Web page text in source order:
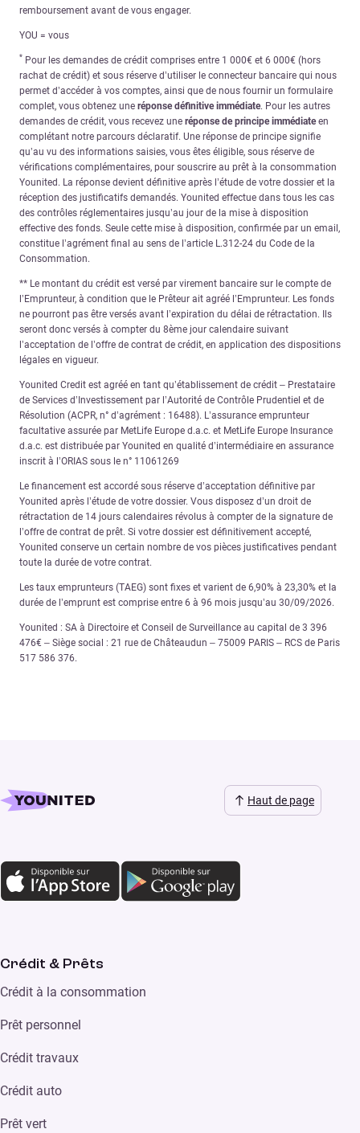
remboursement avant de vous engager.
YOU = vous
* Pour les demandes de crédit comprises entre 1 000€ et 6 000€ (hors
rachat de crédit) et sous réserve d’utiliser le connecteur bancaire qui nous
permet d’accéder à vos comptes, ainsi que de nous fournir un formulaire
complet, vous obtenez une réponse définitive immédiate. Pour les autres
demandes de crédit, vous recevez une réponse de principe immédiateen
complétant notre parcours déclaratif. Une réponse de principe signifie
qu’au vu des informations saisies, vous êtes éligible, sous réserve de
vérifications complémentaires, pour souscrire au prêt à la consommation
Younited. La réponse devient définitive après l’étude de votre dossier et la
réception des justificatifs demandés. Younited effectue dans tous les cas
des contrôles réglementaires jusqu’au jour de la mise à disposition
effective des fonds. Seule cette mise à disposition, confirmée par un email,
constitue l’agrément final au sens de l’article L.312-24 du Code de la
Consommation.
** Le montant du crédit est versé par virement bancaire sur le compte de
l’Emprunteur, à condition que le Prêteur ait agréé l’Emprunteur. Les fonds
ne pourront pas être versés avant l’expiration du délai de rétractation. Ils
seront donc versés à compter du 8ème jour calendaire suivant
l’acceptation de l’offre de contrat de crédit, en application des dispositions
légales en vigueur.
Younited Credit est agréé en tant qu’établissement de crédit – Prestataire
de Services d’Investissement par l’Autorité de Contrôle Prudentiel et de
Résolution (ACPR, n° d’agrément : 16488). L’assurance emprunteur
facultative assurée par MetLife Europe d.a.c. et MetLife Europe Insurance
d.a.c. est distribuée par Younited en qualité d’intermédiaire en assurance
inscrit à l’ORIAS sous le n° 11061269
Le financement est accordé sous réserve d’acceptation définitive par
Younited après l’étude de votre dossier. Vous disposez d’un droit de
rétractation de 14 jours calendaires révolus à compter de la signature de
l’offre de contrat de prêt. Si votre dossier est définitivement accepté,
Younited conserve un certain nombre de vos pièces justificatives pendant
toute la durée de votre contrat.
Les taux emprunteurs (TAEG) sont fixes et varient de 6,90% à 23,30% et la
durée de l’emprunt est comprise entre 6 à 96 mois jusqu’au 30/09/2026.
Younited : SA à Directoire et Conseil de Surveillance au capital de 3 396
476€ – Siège social : 21 rue de Châteaudun – 75009 PARIS – RCS de Paris
517 586 376.
Haut de page
Crédit & Prêts
Crédit à la consommation
Prêt personnel
Crédit travaux
Crédit auto
Prêt vert